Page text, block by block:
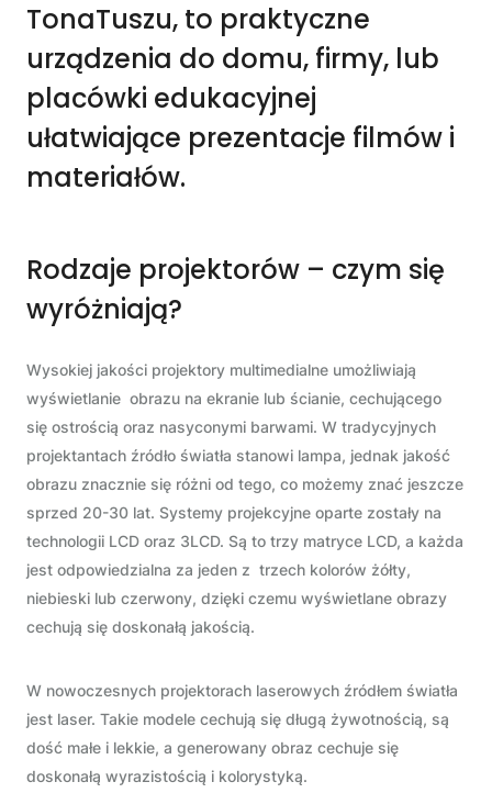
Rodzaje projektorów – czym się
wyróżniają?
Wysokiej jakości projektory multimedialne umożliwiają
wyświetlanie obrazu na ekranie lub ścianie, cechującego
się ostrością oraz nasyconymi barwami. W tradycyjnych
projektantach źródło światła stanowi lampa, jednak jakość
obrazu znacznie się różni od tego, co możemy znać jeszcze
sprzed 20-30 lat. Systemy projekcyjne oparte zostały na
technologii LCD oraz 3LCD. Są to trzy matryce LCD, a każda
jest odpowiedzialna za jeden z trzech kolorów żółty,
niebieski lub czerwony, dzięki czemu wyświetlane obrazy
cechują się doskonałą jakością.
W nowoczesnych projektorach laserowych źródłem światła
jest laser. Takie modele cechują się długą żywotnością, są
dość małe i lekkie, a generowany obraz cechuje się
doskonałą wyrazistością i kolorystyką.
TonaTuszu, to praktyczne
urządzenia do domu, firmy, lub
placówki edukacyjnej
ułatwiające prezentacje filmów i
materiałów.